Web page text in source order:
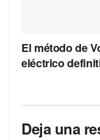
El método de
eléctrico
Deja una